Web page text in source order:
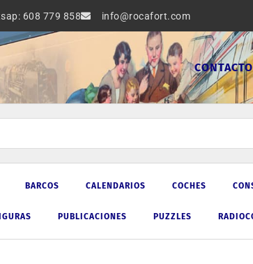
608 779 858 info@rocafort.com
CONTACTO
BARCOS CALENDARIOS COCHES
PUBLICACIONES PUZZLES